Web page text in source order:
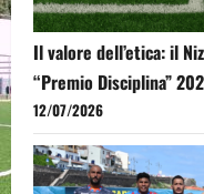
Il valore dell’etica: il
“Premio Disciplina”
12/07/2026